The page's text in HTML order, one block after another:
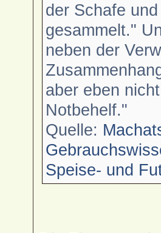
der Schafe
gesammelt."
neben der
aber eben
Notbehelf."
Quelle:
Speise- und